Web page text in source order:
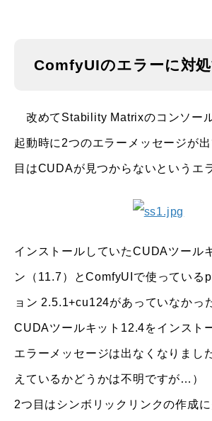
ComfyUIのエラーに対
改めてStability Matrixのコンソー
起動時に2つのエラーメッセージが
目はCUDAが見つからないというエ
インストールしていたCUDAツール
ン（11.7）とComfyUIで使っている
ョン 2.5.1+cu124があっていなかっ
CUDAツールキット12.4をインスト
エラーメッセージは出なくなりまし
えているかどうかは不明ですが…）
2つ目はシンボリックリンクの作成